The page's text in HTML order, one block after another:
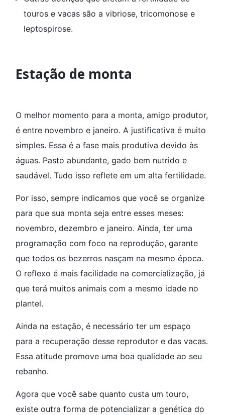
touros e vacas são a vibriose, tricomonose e
leptospirose.
Estação de monta
O melhor momento para a monta, amigo produtor,
é entre novembro e janeiro. A justificativa é muito
simples. Essa é a fase mais produtiva devido às
águas. Pasto abundante, gado bem nutrido e
saudável. Tudo isso reflete em um alta fertilidade.
Por isso, sempre indicamos que você se organize
para que sua monta seja entre esses meses:
novembro, dezembro e janeiro. Ainda, ter uma
programação com foco na reprodução, garante
que todos os bezerros nasçam na mesmo época.
O reflexo é mais facilidade na comercialização, já
que terá muitos animais com a mesmo idade no
plantel.
Ainda na estação, é necessário ter um espaço
para a recuperação desse reprodutor e das vacas.
Essa atitude promove uma boa qualidade ao seu
rebanho.
Agora que você sabe quanto custa um touro,
existe outra forma de potencializar a genética do